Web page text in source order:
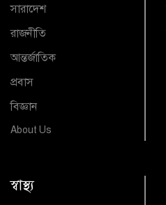
সারাদেশ
রাজনীতি
আন্তর্জাতিক
প্রবাস
বিজ্ঞান
About Us
স্বাস্থ্য